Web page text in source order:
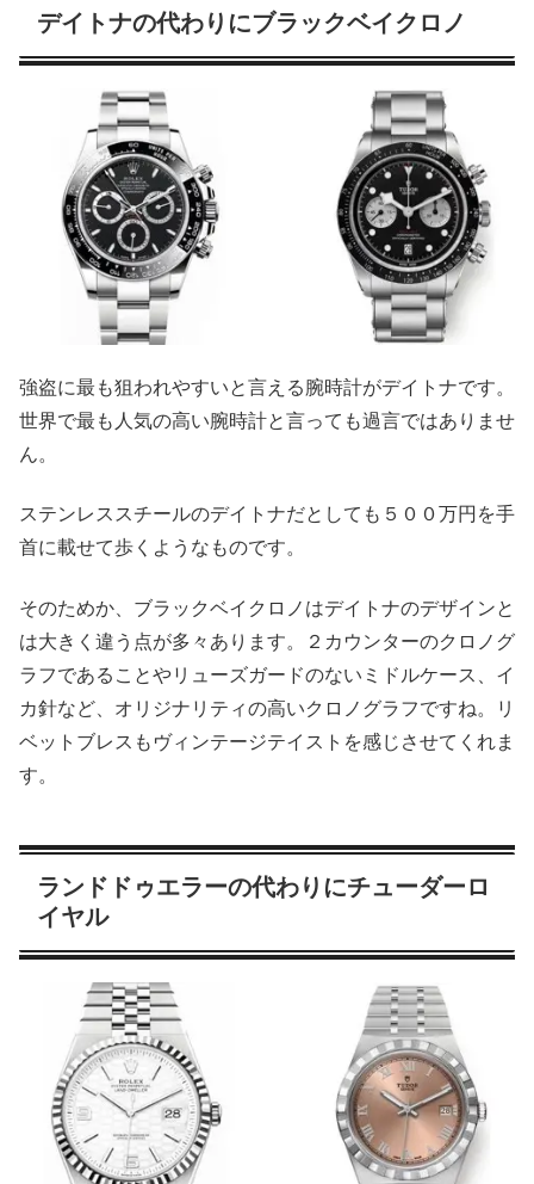
デイトナの代わりにブラックベイクロノ
強盗に最も狙われやすいと言える腕時計がデイトナです。
世界で最も人気の高い腕時計と言っても過言ではありませ
ん。
ステンレススチールのデイトナだとしても５００万円を手
首に載せて歩くようなものです。
そのためか、ブラックベイクロノはデイトナのデザインと
は大きく違う点が多々あります。２カウンターのクロノグ
ラフであることやリューズガードのないミドルケース、イ
カ針など、オリジナリティの高いクロノグラフですね。リ
ベットブレスもヴィンテージテイストを感じさせてくれま
す。
ランドドゥエラーの代わりにチューダーロ
イヤル